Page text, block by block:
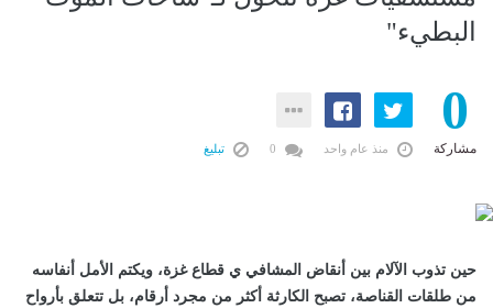
البطيء"
0
مشاركة منذ عام واحد تبليغ
حين تذوب الآلام بين أنقاض المشافي ي قطاع غزة، ويكتم الأمل أنفاسه
من طلقات القناصة، تصبح الكارثة أكثر من مجرد أرقام، بل تتعلق بأرواح